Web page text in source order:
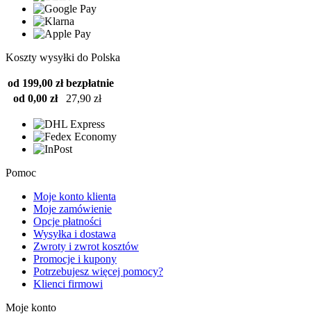
Koszty wysyłki do Polska
od 199,00 zł bezpłatnie
od 0,00 zł
27,90 zł
Pomoc
Moje konto klienta
Moje zamówienie
Opcje płatności
Wysyłka i dostawa
Zwroty i zwrot kosztów
Promocje i kupony
Potrzebujesz więcej pomocy?
Klienci firmowi
Moje konto